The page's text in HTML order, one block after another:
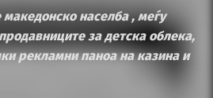
македонско населба , меѓу
за детска облека,
рекламни паноа на казина и